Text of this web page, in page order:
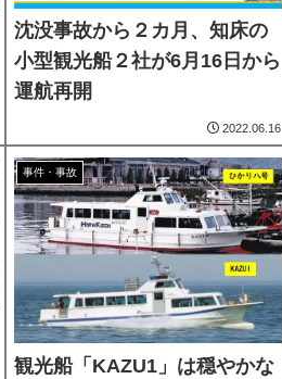
沈没事故から２カ月、知床の
小型観光船２社が6月16日から
運航再開
2022.06.16
事件・事故
観光船「KAZU1」は穏やかな